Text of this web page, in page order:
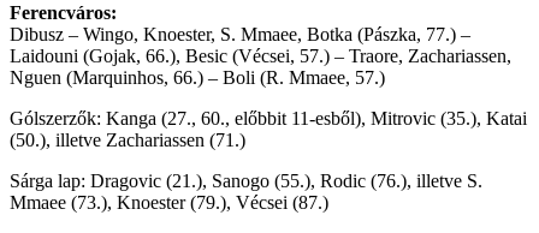
Ferencváros:
Dibusz – Wingo, Knoester, S. Mmaee, Botka (Pászka, 77.) –
Laidouni (Gojak, 66.), Besic (Vécsei, 57.) – Traore, Zachariassen,
Nguen (Marquinhos, 66.) – Boli (R. Mmaee, 57.)
Gólszerzők: Kanga (27., 60., előbbit 11-esből), Mitrovic (35.), Katai
(50.), illetve Zachariassen (71.)
Sárga lap: Dragovic (21.), Sanogo (55.), Rodic (76.), illetve S.
Mmaee (73.), Knoester (79.), Vécsei (87.)